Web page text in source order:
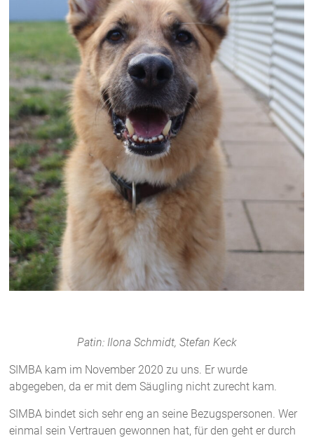
Patin: Ilona Schmidt, Stefan Keck
SIMBA kam im November 2020 zu uns. Er wurde
abgegeben, da er mit dem Säugling nicht zurecht kam.
SIMBA bindet sich sehr eng an seine Bezugspersonen. Wer
einmal sein Vertrauen gewonnen hat, für den geht er durch